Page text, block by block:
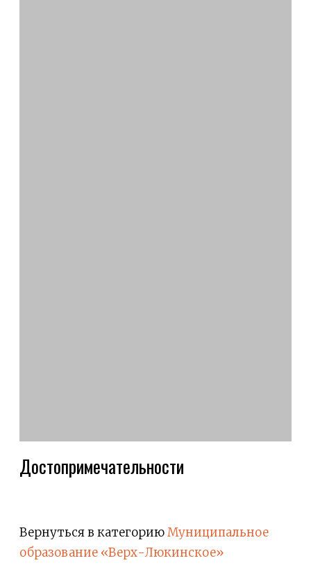
Достопримечательности
Вернуться в категориюМуниципальное
образование «Верх-Люкинское»